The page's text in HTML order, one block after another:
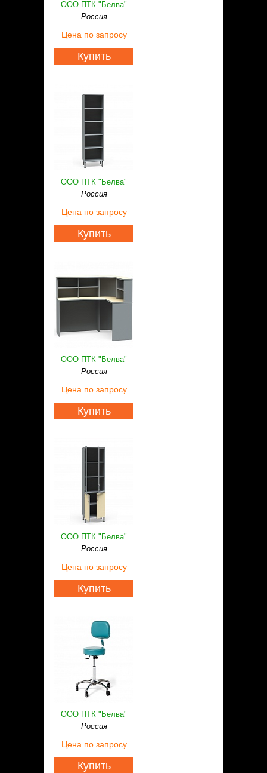
ООО ПТК "Белва"
Россия
Цена по запросу
Купить
ООО ПТК "Белва"
Россия
Цена по запросу
Купить
ООО ПТК "Белва"
Россия
Цена по запросу
Купить
ООО ПТК "Белва"
Россия
Цена по запросу
Купить
ООО ПТК "Белва"
Россия
Цена по запросу
Купить